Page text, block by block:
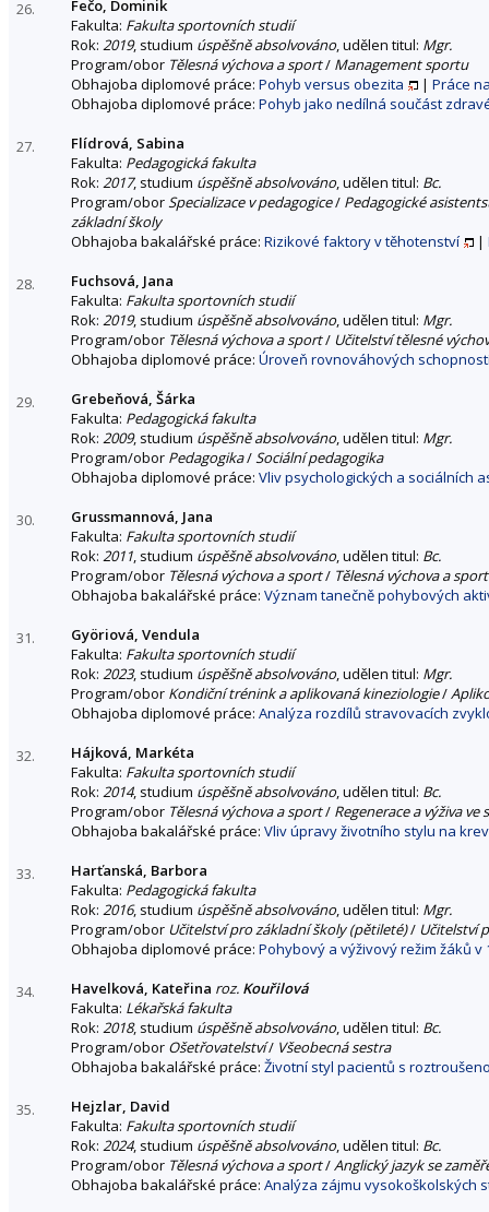
26.
Fečo, Dominik
Fakulta: Fakulta sportovních studií
Rok: 2019, studium úspěšně absolvováno, udělen titul: Mgr.
Program/obor Tělesná výchova a sport/ Management sportu
Obhajoba diplomové práce: Pohyb versus obezita | Práce
Obhajoba diplomové práce: Pohyb jako nedílná součást
27.
Flídrová, Sabina
Fakulta: Pedagogická fakulta
Rok: 2017, studium úspěšně absolvováno, udělen titul: Bc.
Program/oborSpecializace v pedagogice/ Pedagogické
základní školy
Obhajoba bakalářské práce: Rizikové faktory v těhotenství |
28.
Fuchsová, Jana
Fakulta: Fakulta sportovních studií
Rok: 2019, studium úspěšně absolvováno, udělen titul: Mgr.
Program/obor Tělesná výchova a sport/ Učitelství tělesné
Obhajoba diplomové práce: Úroveň rovnováhových
29.
Grebeňová, Šárka
Fakulta: Pedagogická fakulta
Rok: 2009, studium úspěšně absolvováno, udělen titul: Mgr.
Program/obor Pedagogika/Sociální pedagogika
Obhajoba diplomové práce: Vliv psychologických a sociálních
30.
Grussmannová, Jana
Fakulta: Fakulta sportovních studií
Rok: 2011, studium úspěšně absolvováno, udělen titul: Bc.
Program/obor Tělesná výchova a sport/ Tělesná výchova a sport
Obhajoba bakalářské práce: Význam tanečně pohybových
31.
Györiová, Vendula
Fakulta: Fakulta sportovních studií
Rok: 2023, studium úspěšně absolvováno, udělen titul: Mgr.
Program/obor Kondiční trénink a aplikovaná kineziologie/
Obhajoba diplomové práce: Analýza rozdílů stravovacích
32.
Hájková, Markéta
Fakulta: Fakulta sportovních studií
Rok: 2014, studium úspěšně absolvováno, udělen titul: Bc.
Program/obor Tělesná výchova a sport/ Regenerace a výživa ve
Obhajoba bakalářské práce: Vliv úpravy životního stylu na
33.
Harťanská, Barbora
Fakulta: Pedagogická fakulta
Rok: 2016, studium úspěšně absolvováno, udělen titul: Mgr.
Program/obor Učitelství pro základní školy (pětileté)/ Učitelství
Obhajoba diplomové práce: Pohybový a výživový režim žáků v
34. Havelková, Kateřina roz. Kouřilová
Fakulta: Lékařská fakulta
Rok: 2018, studium úspěšně absolvováno, udělen titul: Bc.
Program/obor Ošetřovatelství/ Všeobecná sestra
Obhajoba bakalářské práce: Životní styl pacientů s
35.
Hejzlar, David
Fakulta: Fakulta sportovních studií
Rok: 2024, studium úspěšně absolvováno, udělen titul: Bc.
Program/obor Tělesná výchova a sport/Anglický jazyk se
Obhajoba bakalářské práce: Analýza zájmu vysokoškolských